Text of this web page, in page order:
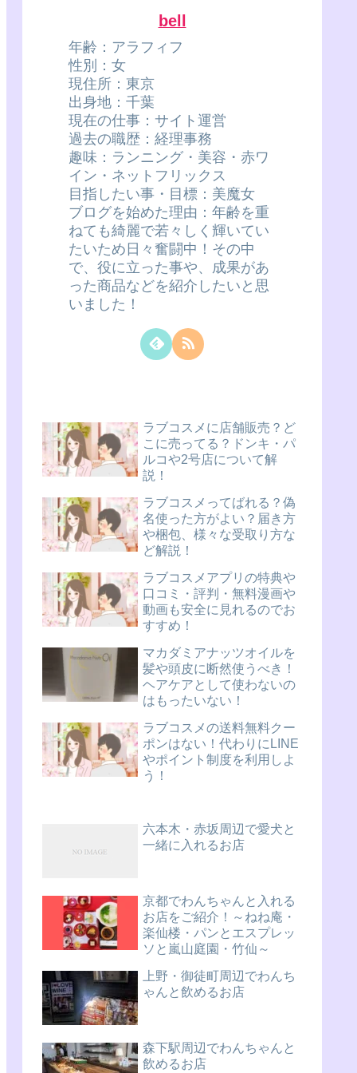
bell
年齢：アラフィフ
性別：女
現住所：東京
出身地：千葉
現在の仕事：サイト運営
過去の職歴：経理事務
趣味：ランニング・美容・赤ワ
イン・ネットフリックス
目指したい事・目標：美魔女
ブログを始めた理由：年齢を重
ねても綺麗で若々しく輝いてい
たいため日々奮闘中！その中
で、役に立った事や、成果があ
った商品などを紹介したいと思
いました！
ラブコスメに店舗販売？ど
こに売ってる？ドンキ・パ
ルコや2号店について解
説！
ラブコスメってばれる？偽
名使った方がよい？届き方
や梱包、様々な受取り方な
ど解説！
ラブコスメアプリの特典や
口コミ・評判・無料漫画や
動画も安全に見れるのでお
すすめ！
マカダミアナッツオイルを
髪や頭皮に断然使うべき！
ヘアケアとして使わないの
はもったいない！
ラブコスメの送料無料クー
ポンはない！代わりにLINE
やポイント制度を利用しよ
う！
六本木・赤坂周辺で愛犬と
一緒に入れるお店
京都でわんちゃんと入れる
お店をご紹介！～ねね庵・
楽仙楼・パンとエスプレッ
ソと嵐山庭園・竹仙～
上野・御徒町周辺でわんち
ゃんと飲めるお店
森下駅周辺でわんちゃんと
飲めるお店